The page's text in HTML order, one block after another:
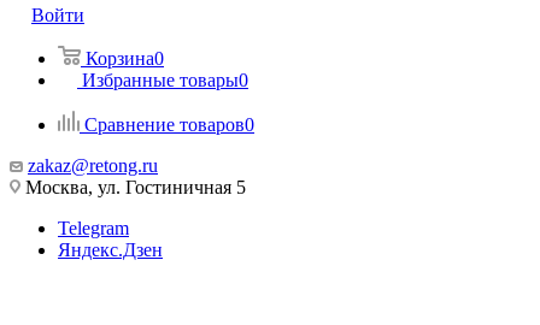
Войти
Корзина0
Избранные товары0
Сравнение товаров0
zakaz@retong.ru
Москва, ул. Гостиничная 5
Telegram
Яндекс.Дзен